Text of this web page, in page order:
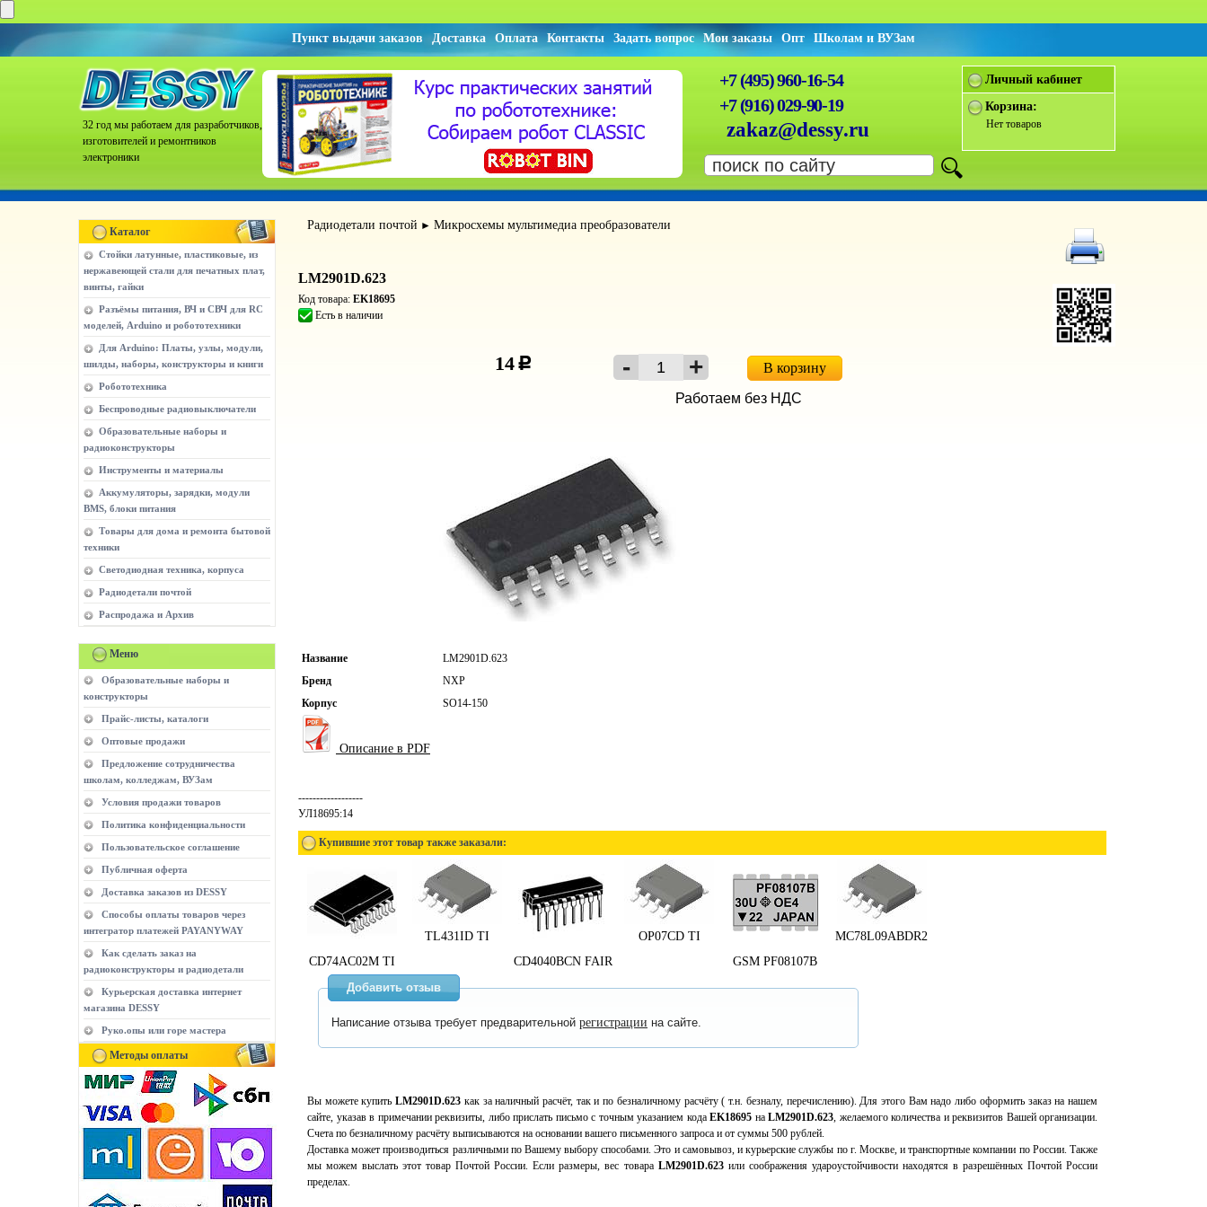
Пункт выдачи заказов Доставка Оплата Контакты Задать вопрос Мои заказы Опт Школам и ВУЗам
32 год мы работаем для разработчиков,
изготовителей и ремонтников
электроники
+7 (495) 960-16-54
+7 (916) 029-90-19
zakaz@dessy.ru
Личный кабинет
Корзина:
Нет товаров
Каталог
Стойки латунные, пластиковые, из
нержавеющей стали для печатных плат,
винты, гайки
Разъёмы питания, ВЧ и СВЧ для RC
моделей, Arduino и робототехники
Для Arduino: Платы, узлы, модули,
шилды, наборы, конструкторы и книги
Робототехника
Беспроводные радиовыключатели
Образовательные наборы и
радиоконструкторы
Инструменты и материалы
Аккумуляторы, зарядки, модули
BMS, блоки питания
Товары для дома и ремонта бытовой
техники
Светодиодная техника, корпуса
Радиодетали почтой
Распродажа и Архив
Меню
Образовательные наборы и
конструкторы
Прайс-листы, каталоги
Оптовые продажи
Предложение сотрудничества
школам, колледжам, ВУЗам
Условия продажи товаров
Политика конфиденциальности
Пользовательское соглашение
Публичная оферта
Доставка заказов из DESSY
Способы оплаты товаров через
интегратор платежей PAYANYWAY
Как сделать заказ на
радиоконструкторы и радиодетали
Курьерская доставка интернет
магазина DESSY
Руко.опы или горе мастера
Методы оплаты
Радиодетали почтой ► Микросхемы мультимедиа преобразователи
LM2901D.623
Код товара: EK18695
Есть в наличии
14 c
В корзину
Работаем без НДС
Название
LM2901D.623
Бренд
NXP
Корпус
SO14-150
Описание в PDF
------------------
УЛ18695:14
Купившие этот товар также заказали:
CD74AC02M TI
TL431ID TI
CD4040BCN FAIR
OP07CD TI
GSM PF08107B
MC78L09ABDR2
Добавить отзыв
Написание отзыва требует предварительной регистрации на сайте.
Вы можете купитьLM2901D.623 как за наличный расчёт, так и по безналичному расчёту ( т.н. безналу, перечислению). Для этого Вам надо либо оформить заказ на нашем
сайте, указав в примечании реквизиты, либо прислать письмо с точным указанием кода EK18695 на LM2901D.623, желаемого количества и реквизитов Вашей организации.
Счета по безналичному расчёту выписываются на основании вашего письменного запроса и от суммы 500 рублей.
Доставка может производиться различными по Вашему выбору способами. Это и самовывоз, и курьерские службы по г. Москве, и транспортные компании по России. Также
мы можем выслать этот товар Почтой России. Если размеры, вес товара LM2901D.623или соображения удароустойчивости находятся в разрешённых Почтой России
пределах.